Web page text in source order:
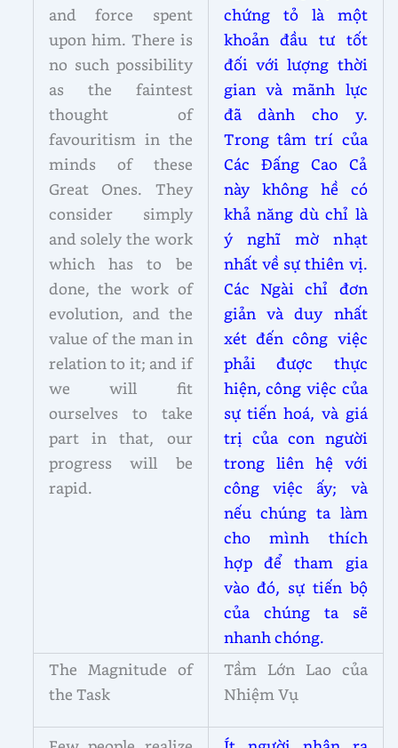
and force spent
upon him. There is
no such possibility
as the faintest
thought of
favouritism in the
minds of these
Great Ones. They
consider simply
and solely the work
which has to be
done, the work of
evolution, and the
value of the man in
relation to it; and if
we will fit
ourselves to take
part in that, our
progress will be
rapid.
chứng tỏ là một
khoản đầu tư tốt
đối với lượng thời
gian và mãnh lực
đã dành cho y.
Trong tâm trí của
Các Đấng Cao Cả
này không hề có
khả năng dù chỉ là
ý nghĩ mờ nhạt
nhất về sự thiên vị.
Các Ngài chỉ đơn
giản và duy nhất
xét đến công việc
phải được thực
hiện, công việc của
sự tiến hoá, và giá
trị của con người
trong liên hệ với
công việc ấy; và
nếu chúng ta làm
cho mình thích
hợp để tham gia
vào đó, sự tiến bộ
của chúng ta sẽ
nhanh chóng.
The Magnitude of
the Task
Tầm Lớn Lao của
Nhiệm Vụ